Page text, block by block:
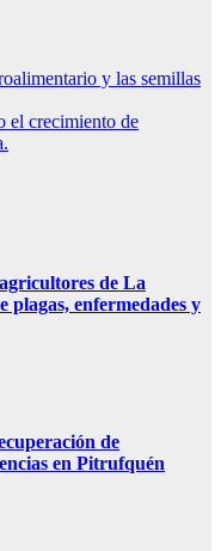
y las semillas
el crecimiento de
de La
plagas, enfermedades y
de
en Pitrufquén